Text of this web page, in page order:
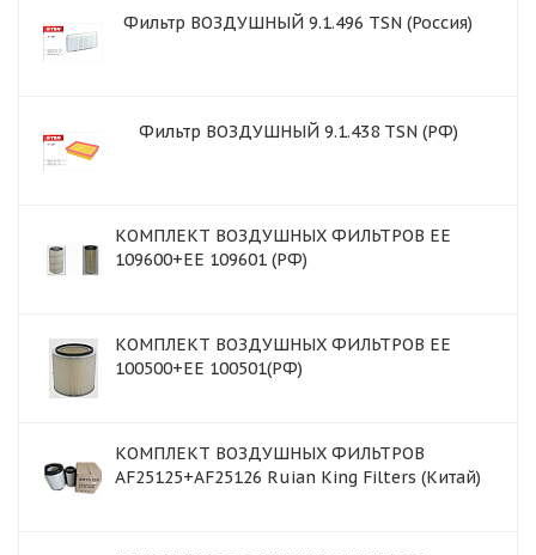
Фильтр ВОЗДУШНЫЙ 9.1.496 TSN (Россия)
Фильтр ВОЗДУШНЫЙ 9.1.438 TSN (РФ)
КОМПЛЕКТ ВОЗДУШНЫХ ФИЛЬТРОВ EE
109600+EE 109601 (РФ)
КОМПЛЕКТ ВОЗДУШНЫХ ФИЛЬТРОВ EE
100500+EE 100501(РФ)
КОМПЛЕКТ ВОЗДУШНЫХ ФИЛЬТРОВ
AF25125+AF25126 Ruian King Filters (Китай)